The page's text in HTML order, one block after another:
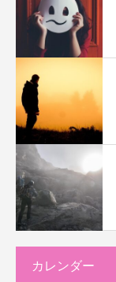
カレンダー